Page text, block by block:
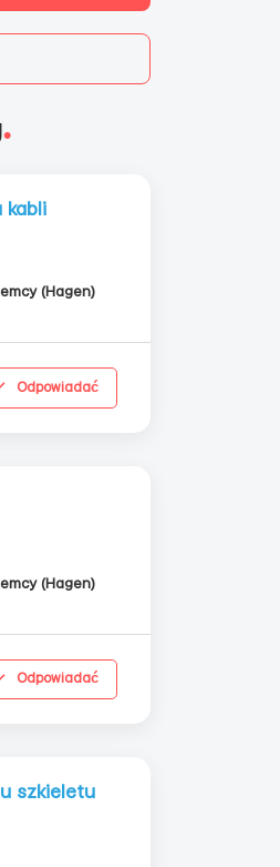
.
kabli
(Hagen)
Odpowiadać
(Hagen)
Odpowiadać
szkieletu